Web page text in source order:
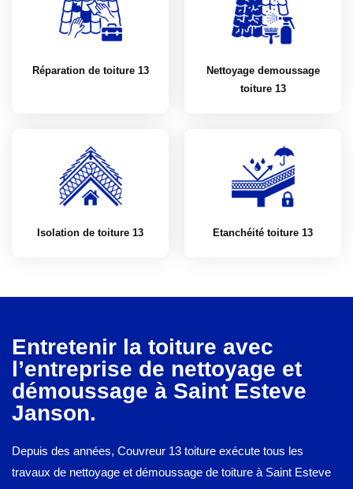
Réparation de toiture 13
Nettoyage demoussage
toiture 13
Isolation de toiture 13 Etanchéité toiture 13
Entretenir la toiture avec
l’entreprise de nettoyage et
démoussage à Saint Esteve
Janson.
Depuis des années, Couvreur 13 toiture exécute tous les
travaux de nettoyage et démoussage de toiture à Saint Esteve